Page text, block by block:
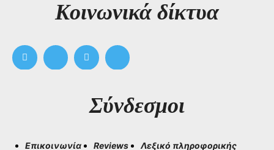
Kοινωνικά δίκτυα
Σύνδεσμοι
Επικοινωνία Reviews Λεξικό πληροφορικής